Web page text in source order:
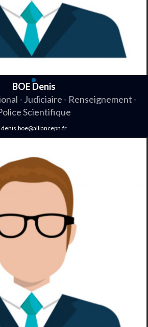
BOE Denis
- Judiciaire - Renseignement -
Scientifique
denis.boe@alliancepn.fr